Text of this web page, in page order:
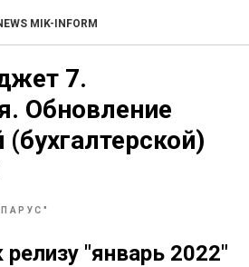
MIK-INFORM
7.
Обновление
"январь 2022"